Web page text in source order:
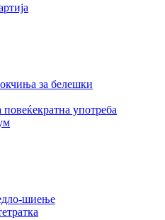
за белешки
употреба
шиење